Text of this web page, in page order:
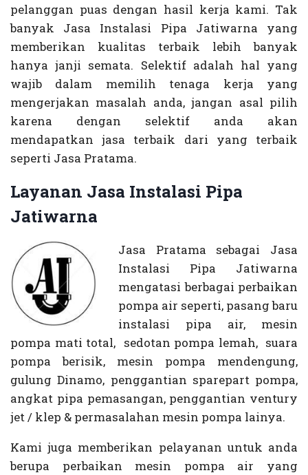
pelanggan puas dengan hasil kerja kami. Tak
banyak Jasa Instalasi Pipa Jatiwarna yang
memberikan kualitas terbaik lebih banyak
hanya janji semata. Selektif adalah hal yang
wajib dalam memilih tenaga kerja yang
mengerjakan masalah anda, jangan asal pilih
karena dengan selektif anda akan
mendapatkan jasa terbaik dari yang terbaik
seperti Jasa Pratama.
Layanan Jasa Instalasi Pipa
Jatiwarna
Jasa Pratama sebagai Jasa
Instalasi Pipa Jatiwarna
mengatasi berbagai perbaikan
pompa air seperti, pasang baru
instalasi pipa air, mesin
pompa mati total, sedotan pompa lemah, suara
pompa berisik, mesin pompa mendengung,
gulung Dinamo, penggantian sparepart pompa,
angkat pipa pemasangan, penggantian ventury
jet / klep & permasalahan mesin pompa lainya.
Kami juga memberikan pelayanan untuk anda
berupa perbaikan mesin pompa air yang